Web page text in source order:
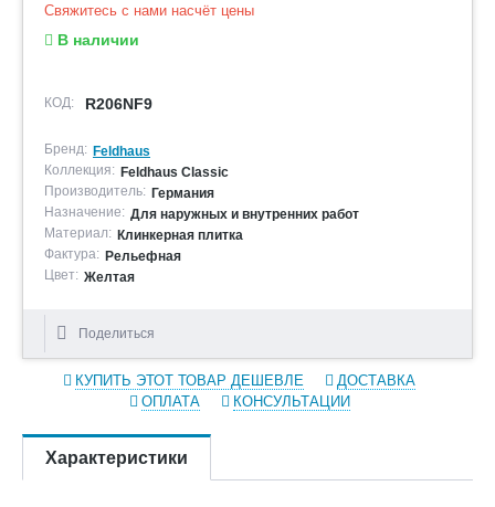
Свяжитесь с нами насчёт цены
В наличии
КОД: R206NF9
Бренд: Feldhaus
Коллекция: Feldhaus Classic
Производитель: Германия
Назначение: Для наружных и внутренних работ
Материал: Клинкерная плитка
Фактура: Рельефная
Цвет: Желтая
Поделиться
КУПИТЬ ЭТОТ ТОВАР ДЕШЕВЛЕ
ДОСТАВКА
ОПЛАТА
КОНСУЛЬТАЦИИ
Характеристики